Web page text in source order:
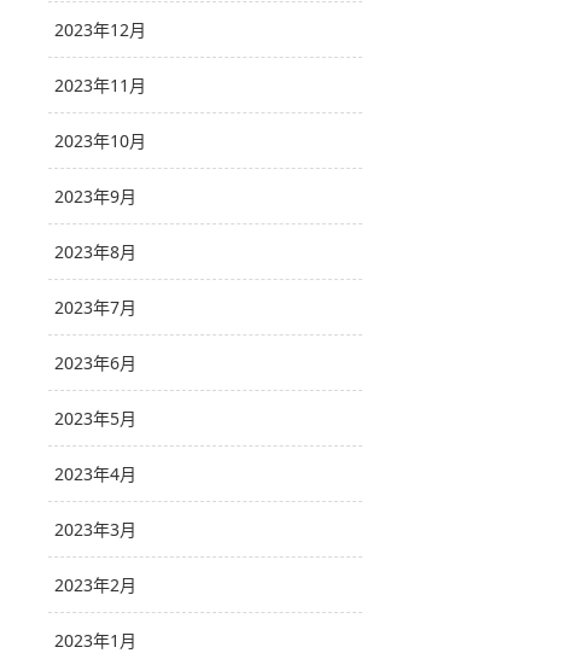
2023年12月
2023年11月
2023年10月
2023年9月
2023年8月
2023年7月
2023年6月
2023年5月
2023年4月
2023年3月
2023年2月
2023年1月